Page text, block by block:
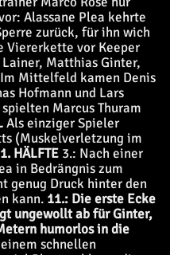
Alassane Plea kehrte
zurück, für ihn wich
Viererkette vor Keeper
Matthias Ginter,
Mittelfeld kamen Denis
Hofmann und Lars
Marcus Thuram
Als einziger Spieler
(Muskelverletzung im
HÄLFTE 3.: Nach einer
in Bedrängnis zum
genug Druck hinter den
kann. 11.: Die erste Ecke
ungewollt ab für Ginter,
humorlos in die
schnellen